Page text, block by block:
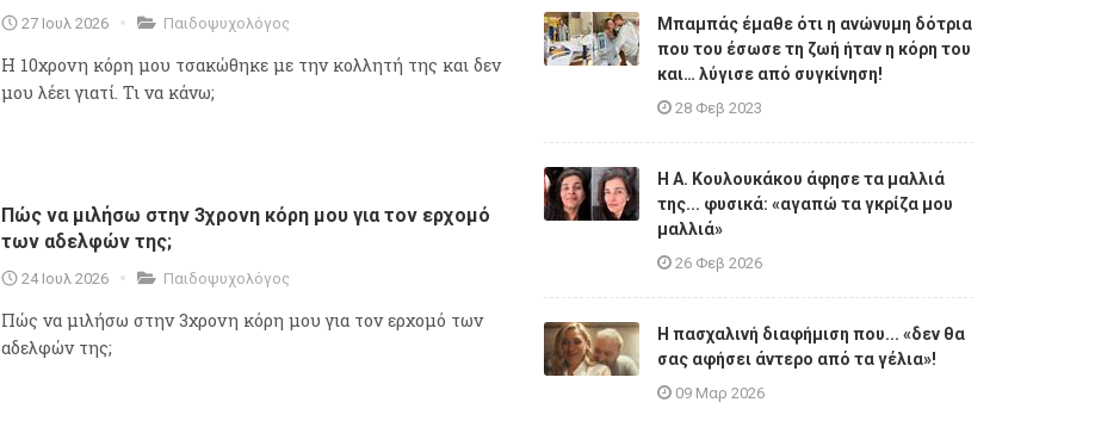
27 Ιουλ 2026 Παιδοψυχολόγος
Η 10χρονη κόρη μου τσακώθηκε με την κολλητή της και δεν
μου λέει γιατί. Τι να κάνω;
Πώς να μιλήσω στην 3χρονη κόρη μου για τον ερχομό
των αδελφών της;
24 Ιουλ 2026 Παιδοψυχολόγος
Πώς να μιλήσω στην 3χρονη κόρη μου για τον ερχομό των
αδελφών της;
Μπαμπάς έμαθε ότι η ανώνυμη δότρια
που του έσωσε τη ζωή ήταν η κόρη του
και… λύγισε από συγκίνηση!
28 Φεβ 2023
Η A. Κουλουκάκου άφησε τα μαλλιά
της... φυσικά: «αγαπώ τα γκρίζα μου
μαλλιά»
26 Φεβ 2026
Η πασχαλινή διαφήμιση που... «δεν θα
σας αφήσει άντερο από τα γέλια»!
09 Μαρ 2026